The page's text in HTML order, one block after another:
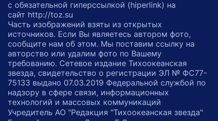
с обязательной гиперссылкой (hiperlink) на
сайт http://toz.su
Часть изображений взяты из открытых
источников. Если Вы являетесь автором фото,
сообщите нам об этом. Мы поставим ссылку на
авторство или удалим фото по Вашему
требованию. Сетевое издание Тихоокеанская
звезда, свидетельство о регистрации ЭЛ № ФС77-
75133 выдано 07.03.2019 Федеральной службой по
надзору в сфере связи, информационных
технологий и массовых коммуникаций
Учредитель АО "Редакция "Тихоокеанская звезда"